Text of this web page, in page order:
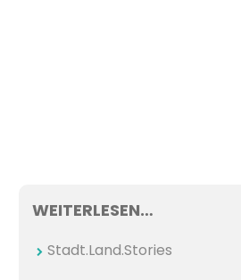
WEITERLESEN…
Stadt.Land.Stories